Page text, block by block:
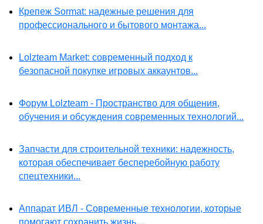
Крепеж Sormat: надежные решения для
профессионального и бытового монтажа...
Lolzteam Market: современный подход к
безопасной покупке игровых аккаунтов...
Форум Lolzteam - Пространство для общения,
обучения и обсуждения современных технологий...
Запчасти для строительной техники: надежность,
которая обеспечивает бесперебойную работу
спецтехники...
Аппарат ИВЛ - Современные технологии, которые
помогают сохранить жизнь...